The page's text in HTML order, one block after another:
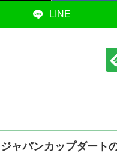
LINE
ジャパンカップダート